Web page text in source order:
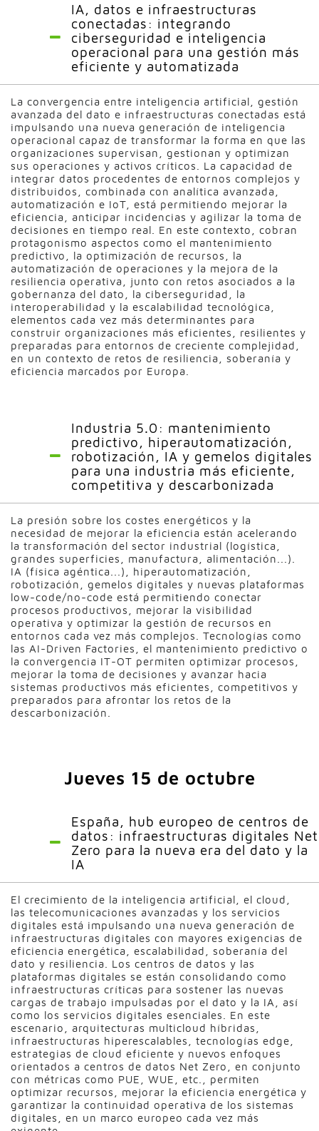
IA, datos e infraestructuras
conectadas: integrando
ciberseguridad e inteligencia
operacional para una gestión más
eficiente y automatizada
La convergencia entre inteligencia artificial, gestión
avanzada del dato e infraestructuras conectadas está
impulsando una nueva generación de inteligencia
operacional capaz de transformar la forma en que las
organizaciones supervisan, gestionan y optimizan
sus operaciones y activos críticos. La capacidad de
integrar datos procedentes de entornos complejos y
distribuidos, combinada con analítica avanzada,
automatización e IoT, está permitiendo mejorar la
eficiencia, anticipar incidencias y agilizar la toma de
decisiones en tiempo real. En este contexto, cobran
protagonismo aspectos como el mantenimiento
predictivo, la optimización de recursos, la
automatización de operaciones y la mejora de la
resiliencia operativa, junto con retos asociados a la
gobernanza del dato, la ciberseguridad, la
interoperabilidad y la escalabilidad tecnológica,
elementos cada vez más determinantes para
construir organizaciones más eficientes, resilientes y
preparadas para entornos de creciente complejidad,
en un contexto de retos de resiliencia, soberanía y
eficiencia marcados por Europa.
Industria 5.0: mantenimiento
predictivo, hiperautomatización,
robotización, IA y gemelos digitales
para una industria más eficiente,
competitiva y descarbonizada
La presión sobre los costes energéticos y la
necesidad de mejorar la eficiencia están acelerando
la transformación del sector industrial (logística,
grandes superficies, manufactura, alimentación...).
IA (física agéntica...), hiperautomatización,
robotización, gemelos digitales y nuevas plataformas
low-code/no-code está permitiendo conectar
procesos productivos, mejorar la visibilidad
operativa y optimizar la gestión de recursos en
entornos cada vez más complejos. Tecnologías como
las AI-Driven Factories, el mantenimiento predictivo o
la convergencia IT-OT permiten optimizar procesos,
mejorar la toma de decisiones y avanzar hacia
sistemas productivos más eficientes, competitivos y
preparados para afrontar los retos de la
descarbonización.
Jueves 15 de octubre
España, hub europeo de centros de
datos: infraestructuras digitales Net
Zero para la nueva era del dato y la
IA
El crecimiento de la inteligencia artificial, el cloud,
las telecomunicaciones avanzadas y los servicios
digitales está impulsando una nueva generación de
infraestructuras digitales con mayores exigencias de
eficiencia energética, escalabilidad, soberanía del
dato y resiliencia. Los centros de datos y las
plataformas digitales se están consolidando como
infraestructuras críticas para sostener las nuevas
cargas de trabajo impulsadas por el dato y la IA, así
como los servicios digitales esenciales. En este
escenario, arquitecturas multicloud híbridas,
infraestructuras hiperescalables, tecnologías edge,
estrategias de cloud eficiente y nuevos enfoques
orientados a centros de datos Net Zero, en conjunto
con métricas como PUE, WUE, etc., permiten
optimizar recursos, mejorar la eficiencia energética y
garantizar la continuidad operativa de los sistemas
digitales, en un marco europeo cada vez más